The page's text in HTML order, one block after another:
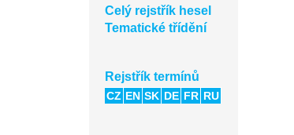
Celý rejstřík hesel
Tematické třídění
Rejstřík termínů
CZ EN SK DE FR RU